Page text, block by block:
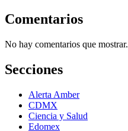
Comentarios
No hay comentarios que mostrar.
Secciones
Alerta Amber
CDMX
Ciencia y Salud
Edomex